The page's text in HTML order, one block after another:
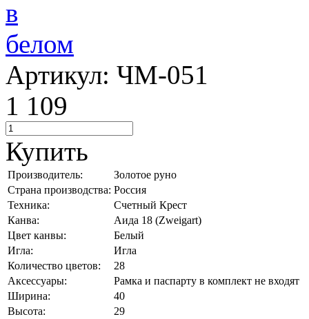
Артикул: ЧМ-051
1 109
Купить
Производитель:
Золотое руно
Страна производства: Россия
Техника:
Счетный Крест
Канва:
Аида 18 (Zweigart)
Цвет канвы:
Белый
Игла:
Игла
Количество цветов:
28
Аксессуары:
Рамка и паспарту в комплект не входят
Ширина:
40
Высота:
29